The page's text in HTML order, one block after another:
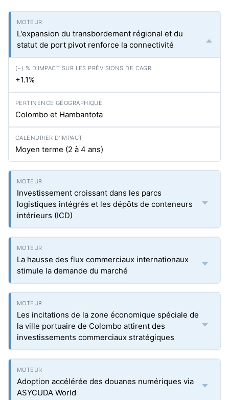
L'expansion du transbordement régional et du
statut de port pivot renforce la connectivité
+1.1%
Colombo et Hambantota
Moyen terme (2 à 4 ans)
Investissement croissant dans les parcs
logistiques intégrés et les dépôts de conteneurs
intérieurs (ICD)
La hausse des flux commerciaux internationaux
stimule la demande du marché
Les incitations de la zone économique spéciale de
la ville portuaire de Colombo attirent des
investissements commerciaux stratégiques
Adoption accélérée des douanes numériques via
ASYCUDA World